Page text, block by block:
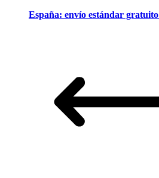
España: envío estándar gratuito